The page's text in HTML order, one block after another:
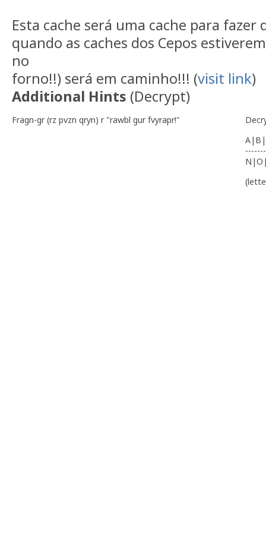
Esta cache será uma cache para fazer
quando as caches dos Cepos
no
forno!!) será em caminho!!! (visit link)
Additional Hints (Decrypt)
Fragn-gr (rz pvzn qryn) r "rawbl gur fvyrapr!"